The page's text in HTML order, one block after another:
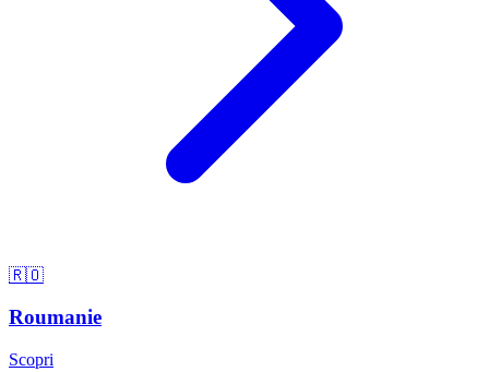
🇷🇴
Roumanie
Scopri